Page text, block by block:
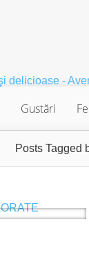
Gustări
Posts Tagged